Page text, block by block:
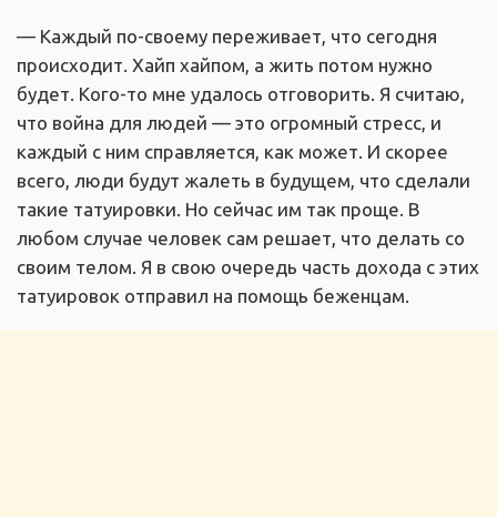
— Каждый по-своему переживает, что сегодня
происходит. Хайп хайпом, а жить потом нужно
будет. Кого-то мне удалось отговорить. Я считаю,
что война для людей — это огромный стресс, и
каждый с ним справляется, как может. И скорее
всего, люди будут жалеть в будущем, что сделали
такие татуировки. Но сейчас им так проще. В
любом случае человек сам решает, что делать со
своим телом. Я в свою очередь часть дохода с этих
татуировок отправил на помощь беженцам.